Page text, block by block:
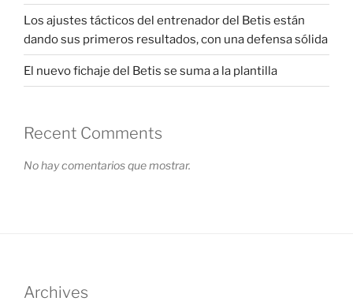
Los ajustes tácticos del entrenador del Betis están
dando sus primeros resultados, con una defensa sólida
El nuevo fichaje del Betis se suma a la plantilla
Recent Comments
No hay comentarios que mostrar.
Archives